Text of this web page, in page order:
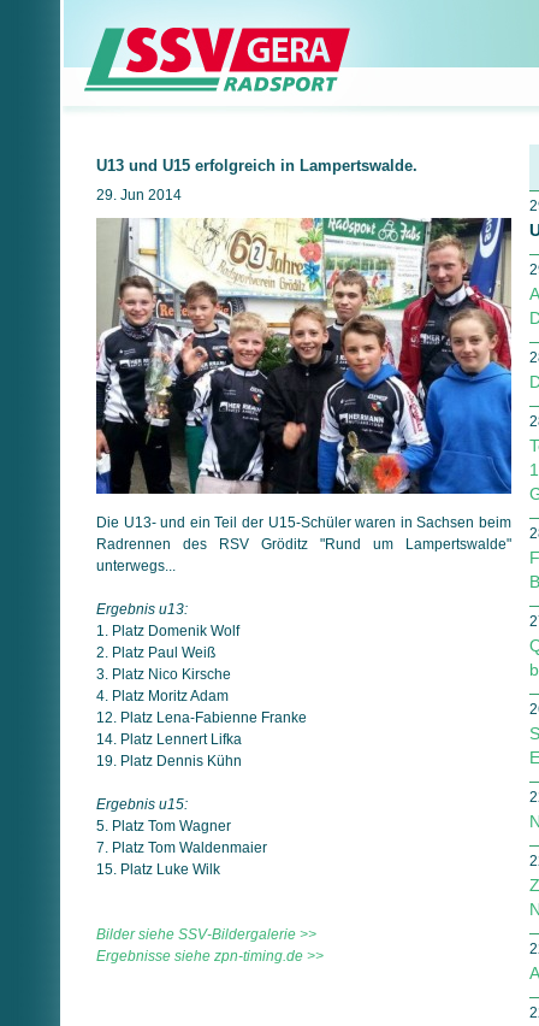
U13 und U15 erfolgreich in Lampertswalde.
29. Jun 2014
Die U13- und ein Teil der U15-Schüler waren in Sachsen beim
Radrennen des RSV Gröditz "Rund um Lampertswalde"
unterwegs...
Ergebnis u13:
1. Platz Domenik Wolf
2. Platz Paul Weiß
3. Platz Nico Kirsche
4. Platz Moritz Adam
12. Platz Lena-Fabienne Franke
14. Platz Lennert Lifka
19. Platz Dennis Kühn
Ergebnis u15:
5. Platz Tom Wagner
7. Platz Tom Waldenmaier
15. Platz Luke Wilk
Bilder siehe SSV-Bildergalerie >>
Ergebnisse siehe zpn-timing.de >>